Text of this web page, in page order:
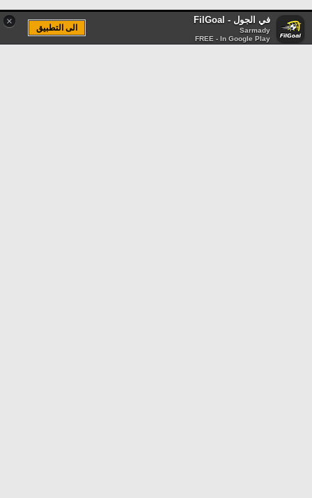
× في الجول - FilGoal
Sarmady
FREE - In Google Play
الى التطبيق